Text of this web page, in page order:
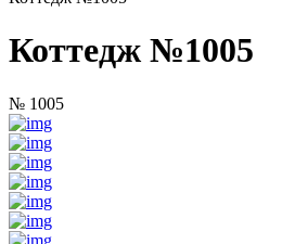
Коттедж №1005
№ 1005